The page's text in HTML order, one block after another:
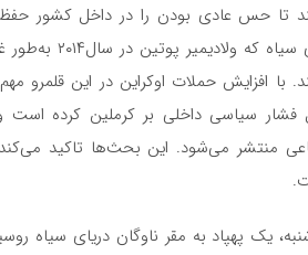
تا حس عادی بودن را در داخل کشور حفظ
دریای سیاه
با افزایش حملات اوکراین در این قلمرو
فشار سیاسی داخلی بر کرملین کرده است
منتشر می‌شود. این بحث‌ها تاکید
یک پهپاد به مقر ناوگان دریای سیاه